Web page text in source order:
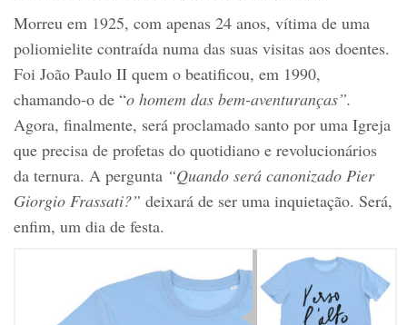
Morreu em 1925, com apenas 24 anos, vítima de uma
poliomielite contraída numa das suas visitas aos doentes.
Foi João Paulo II quem o beatificou, em 1990,
chamando-o de “o homem das bem-aventuranças”.
Agora, finalmente, será proclamado santo por uma Igreja
que precisa de profetas do quotidiano e revolucionários
da ternura. A pergunta “Quando será canonizado Pier
Giorgio Frassati?” deixará de ser uma inquietação. Será,
enfim, um dia de festa.